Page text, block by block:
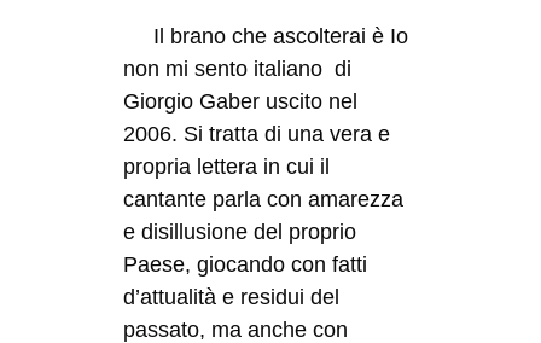
Il brano che ascolterai è Io
non mi sento italiano di
Giorgio Gaber uscito nel
2006. Si tratta di una vera e
propria lettera in cui il
cantante parla con amarezza
e disillusione del proprio
Paese, giocando con fatti
d’attualità e residui del
passato, ma anche con